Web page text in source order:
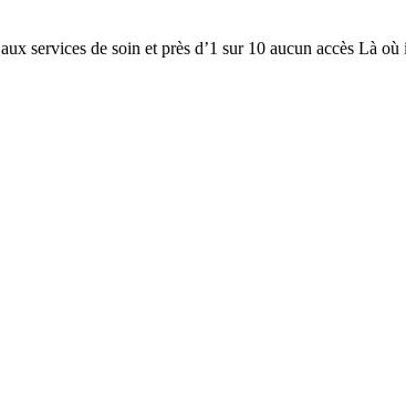
services de soin et près d’1 sur 10 aucun accès Là